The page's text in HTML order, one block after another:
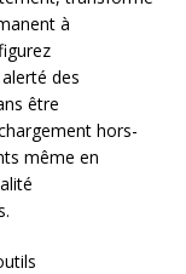
à
des
être
hors-
même en